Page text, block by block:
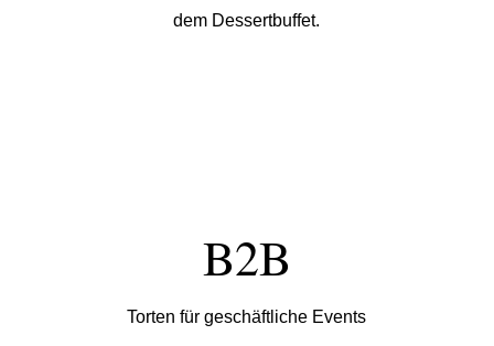
dem Dessertbuffet.
B2B
Torten für geschäftliche Events